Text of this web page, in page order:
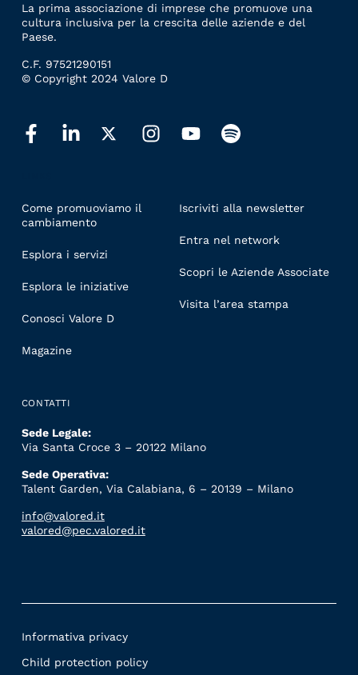
La prima associazione di imprese che promuove una
cultura inclusiva per la crescita delle aziende e del
Paese.
C.F. 97521290151
© Copyright 2024 Valore D
Come promuoviamo il
cambiamento
Esplora i servizi
Esplora le iniziative
Conosci Valore D
Magazine
Iscriviti alla newsletter
Entra nel network
Scopri le Aziende Associate
Visita l’area stampa
CONTATTI
Sede Legale:
Via Santa Croce 3 – 20122 Milano
Sede Operativa:
Talent Garden, Via Calabiana, 6 – 20139 – Milano
info@valored.it
valored@pec.valored.it
Informativa privacy
Child protection policy